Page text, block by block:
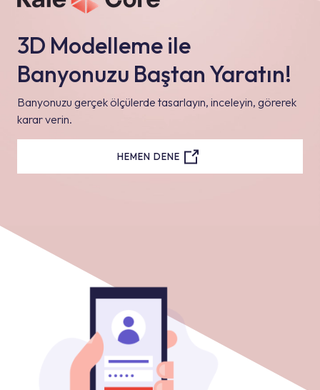
3D Modelleme ile
Banyonuzu Baştan Yaratın!
Banyonuzu gerçek ölçülerde tasarlayın, inceleyin, görerek
karar verin.
HEMEN DENE